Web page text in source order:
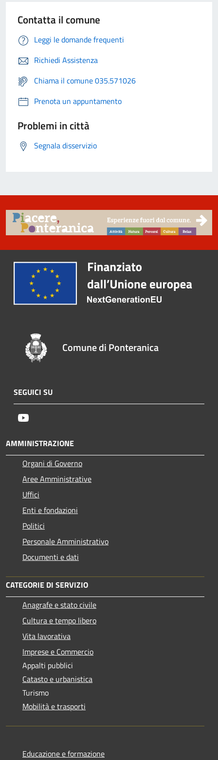
Contatta il comune
Leggi le domande frequenti
Richiedi Assistenza
Chiama il comune 035.571026
Prenota un appuntamento
Problemi in città
Segnala disservizio
Comune di Ponteranica
SEGUICI SU
AMMINISTRAZIONE
Organi di Governo
Aree Amministrative
Uffici
Enti e fondazioni
Politici
Personale Amministrativo
Documenti e dati
CATEGORIE DI SERVIZIO
Anagrafe e stato civile
Cultura e tempo libero
Vita lavorativa
Imprese e Commercio
Appalti pubblici
Catasto e urbanistica
Turismo
Mobilità e trasporti
Educazione e formazione